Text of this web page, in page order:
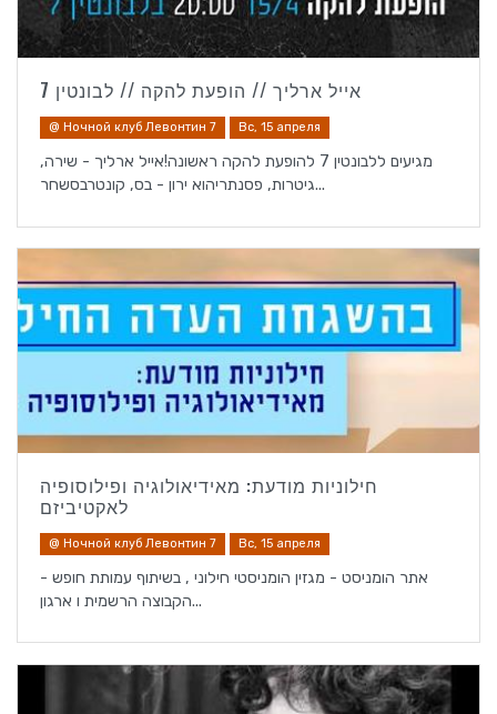
אייל ארליך // הופעת להקה // לבונטין 7
@ Ночной клуб Левонтин 7 Вс, 15 апреля
מגיעים ללבונטין 7 להופעת להקה ראשונה!אייל ארליך - שירה,
גיטרות, פסנתריהוא ירון - בס, קונטרבסשחר...
חילוניות מודעת: מאידיאולוגיה ופילוסופיה
לאקטיביזם
@ Ночной клуб Левонтин 7 Вс, 15 апреля
אתר הומניסט - מגזין הומניסטי חילוני , בשיתוף עמותת חופש -
הקבוצה הרשמית ו ארגון...